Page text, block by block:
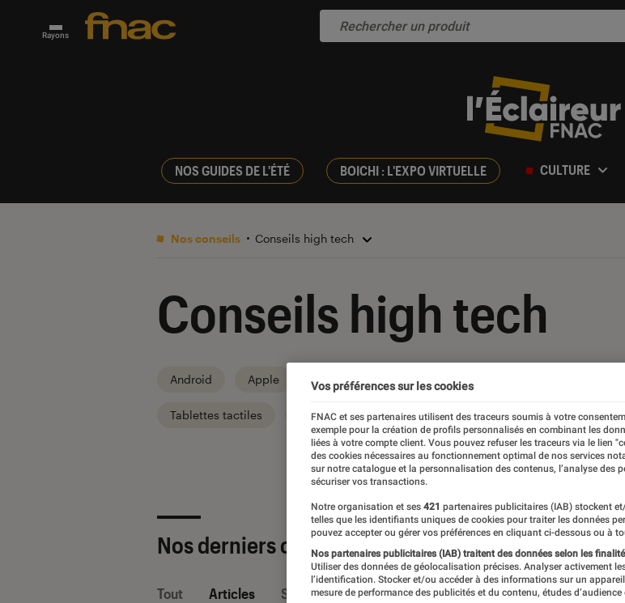
Rayons
NOS GUIDES DE L'ÉTÉ BOICHI : L'EXPO VIRTUELLE CULTURE
Nos conseils Conseils high tech
Conseils high tech
Android Apple Informatique Objets connectés
Tablettes tactiles Univers TV Windows
Nos derniers contenus
Tout Articles Sélections et guides Tests Podcasts
Vos préférences sur les cookies
FNAC et ses partenaires utilisent des traceurs soumis à votre
exemple pour la création de profils personnalisés en combinant les
liées à votre compte client. Vous pouvez refuser les traceurs via le lien
des cookies nécessaires au fonctionnement optimal de nos services
sur notre catalogue et la personnalisation des contenus, l’analyse des
sécuriser vos transactions.
Notre organisation et ses 421 partenaires publicitaires (IAB) stockent
telles que les identifiants uniques de cookies pour traiter les données
pouvez accepter ou gérer vos préférences en cliquant ci-dessous ou à
Nos partenaires publicitaires (IAB) traitent des données selon les
Utiliser des données de géolocalisation précises. Analyser activement
l’identification. Stocker et/ou accéder à des informations sur un
mesure de performance des publicités et du contenu, études